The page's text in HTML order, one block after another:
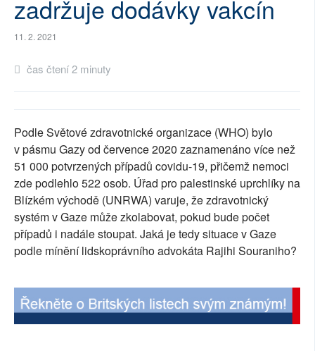
zadržuje dodávky vakcín
11. 2. 2021
čas čtení 2 minuty
Podle Světové zdravotnické organizace (WHO) bylo
v pásmu Gazy od července 2020 zaznamenáno více než
51 000 potvrzených případů covidu-19, přičemž nemoci
zde podlehlo 522 osob. Úřad pro palestinské uprchlíky na
Blízkém východě (UNRWA) varuje, že zdravotnický
systém v Gaze může zkolabovat, pokud bude počet
případů i nadále stoupat. Jaká je tedy situace v Gaze
podle mínění lidskoprávního advokáta Rajihi Souraniho?